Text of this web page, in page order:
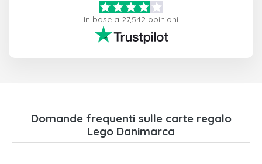
In base a 27,542 opinioni
Domande frequenti sulle carte regalo
Lego Danimarca